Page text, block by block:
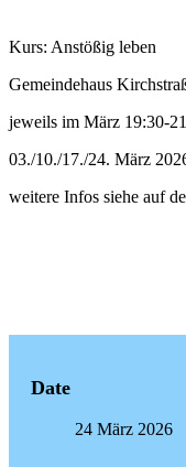
Kurs: Anstößig leben
Gemeindehaus
jeweils im März 19:30-
03./10./17./24. März
weitere Infos siehe auf
Date
24 März 2026